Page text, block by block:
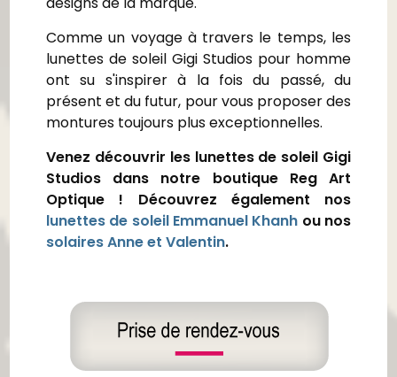
Comme un voyage à travers le temps, les
lunettes de soleil Gigi Studios pour homme
ont su s'inspirer à la fois du passé, du
présent et du futur, pour vous proposer des
montures toujours plus exceptionnelles.
Venez découvrir les lunettes de soleil Gigi
Studios dans notre boutique Reg Art
Optique ! Découvrez également nos
lunettes de soleil Emmanuel Khanh ou nos
solaires Anne et Valentin.